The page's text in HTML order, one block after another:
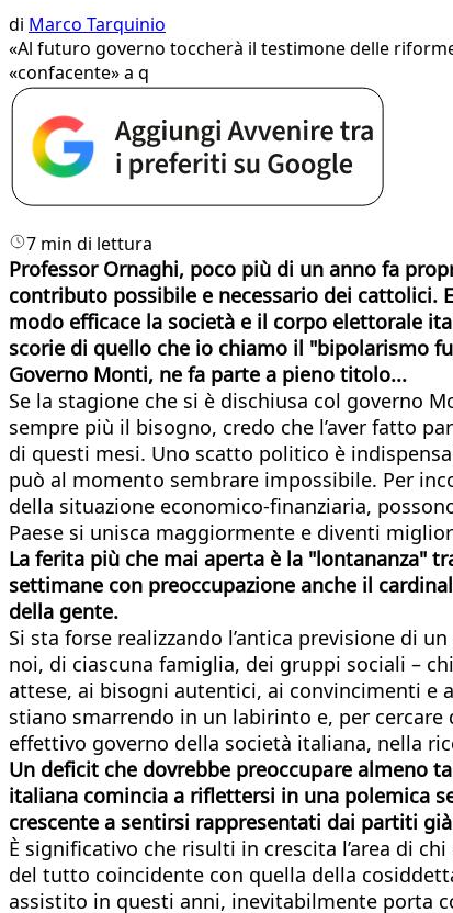
di Marco Tarquinio
«Al futuro governo toccherà il testimone delle
«confacente» a q
7 min di lettura
Professor Ornaghi, poco più di un anno fa
contributo possibile e necessario dei cattolici.
modo efficace la società e il corpo elettorale
scorie di quello che io chiamo il "bipolarismo
Governo Monti, ne fa parte a pieno titolo...
Se la stagione che si è dischiusa col governo
sempre più il bisogno, credo che l’aver fatto
di questi mesi. Uno scatto politico è
può al momento sembrare impossibile. Per
della situazione economico-finanziaria,
Paese si unisca maggiormente e diventi
La ferita più che mai aperta è la "lontananza"
settimane con preoccupazione anche il
della gente.
Si sta forse realizzando l’antica previsione di
noi, di ciascuna famiglia, dei gruppi sociali –
attese, ai bisogni autentici, ai convincimenti
stiano smarrendo in un labirinto e, per cercare
effettivo governo della società italiana, nella
Un deficit che dovrebbe preoccupare almeno
italiana comincia a riflettersi in una polemica
crescente a sentirsi rappresentati dai partiti
È significativo che risulti in crescita l’area di
del tutto coincidente con quella della
assistito in questi anni, inevitabilmente porta